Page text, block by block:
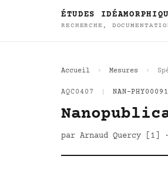
ÉTUDES
RECHERCHE,
Accueil Mesures
AQC0407 NAN-
par Arnaud Quercy